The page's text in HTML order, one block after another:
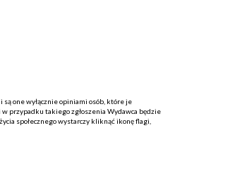
one wyłącznie opiniami osób, które je
przypadku takiego zgłoszenia Wydawca będzie
społecznego wystarczy kliknąć ikonę flagi,